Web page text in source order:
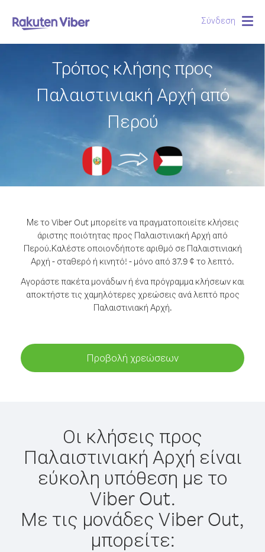
Σύνδεση
Τρόπος κλήσης προς
Παλαιστινιακή Αρχή από
Περού
Με το Viber Out μπορείτε να πραγματοποιείτε κλήσεις
άριστης ποιότητας προς Παλαιστινιακή Αρχή από
Περού.Καλέστε οποιονδήποτε αριθμό σε Παλαιστινιακή
Αρχή - σταθερό ή κινητό! - μόνο από 37.9 ¢ το λεπτό.
Αγοράστε πακέτα μονάδων ή ένα πρόγραμμα κλήσεων και
αποκτήστε τις χαμηλότερες χρεώσεις ανά λεπτό προς
Παλαιστινιακή Αρχή.
Προβολή χρεώσεων
Οι κλήσεις προς
Παλαιστινιακή Αρχή είναι
εύκολη υπόθεση με το
Viber Out.
Με τις μονάδες Viber Out,
μπορείτε: